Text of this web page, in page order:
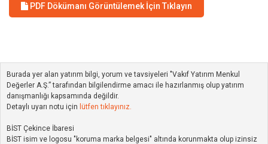
PDF Dökümanı Görüntülemek İçin Tıklayın
Burada yer alan yatırım bilgi, yorum ve tavsiyeleri "Vakıf Yatırım Menkul
Değerler A.Ş.” tarafından bilgilendirme amacı ile hazırlanmış olup yatırım
danışmanlığı kapsamında değildir.
Detaylı uyarı notu için lütfen tıklayınız.
BİST Çekince İbaresi
BİST isim ve logosu "koruma marka belgesi" altında korunmakta olup izinsiz